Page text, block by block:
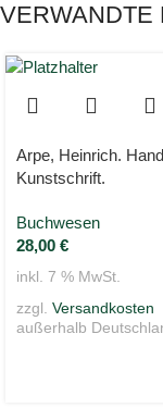
VERWANDTE
Arpe, Heinrich.
Kunstschrift.
Buchwesen
28,00 €
inkl. 7 % MwSt.
zzgl. Versandkosten
außerhalb